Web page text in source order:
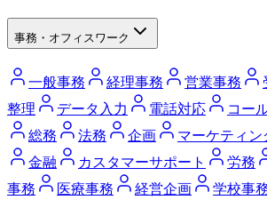
事務・オフィスワーク
一般事務 経理事務 営業事務
整理
データ入力 電話対応 コー
総務
法務 企画 マーケティン
金融
カスタマーサポート 労務
事務
医療事務 経営企画 学校事